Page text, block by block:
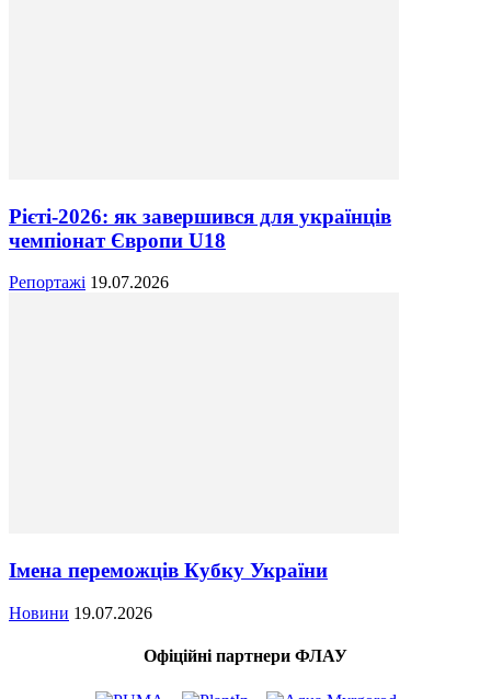
Рієті-2026: як завершився для українців
чемпіонат Європи U18
Репортажі 19.07.2026
Імена переможців Кубку України
Новини 19.07.2026
Офіційні партнери ФЛАУ